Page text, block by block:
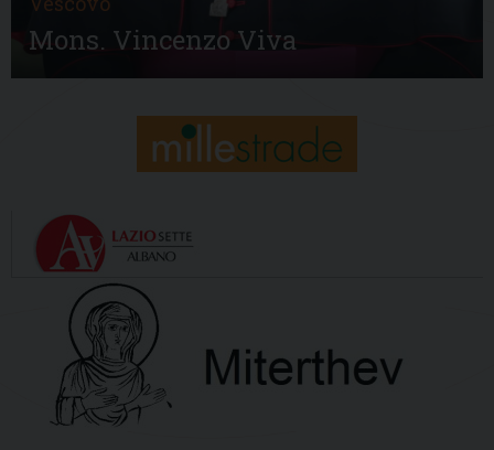
Mons. Vincenzo Viva